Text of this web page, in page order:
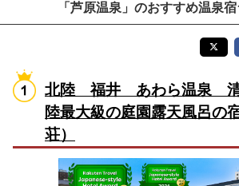
「芦原温泉」のおすすめ温泉
北陸 福井 あわら温泉 清
陸最大級の庭園露天風呂
荘）